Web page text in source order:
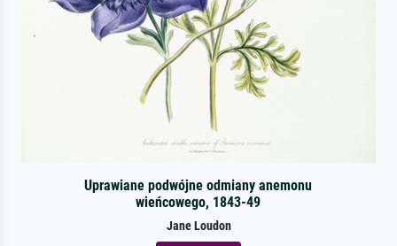
Uprawiane podwójne odmiany anemonu
wieńcowego, 1843-49
Jane Loudon